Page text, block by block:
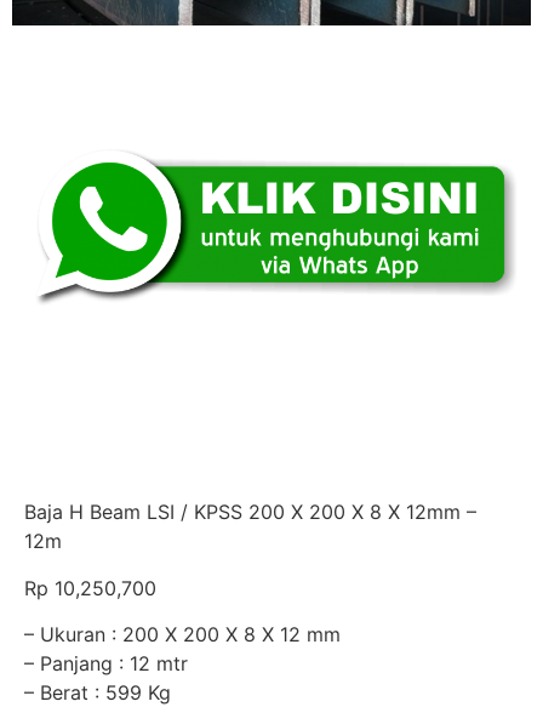
Baja H Beam LSI / KPSS 200 X 200 X 8 X 12mm –
12m
Rp 10,250,700
– Ukuran : 200 X 200 X 8 X 12 mm
– Panjang : 12 mtr
– Berat : 599 Kg